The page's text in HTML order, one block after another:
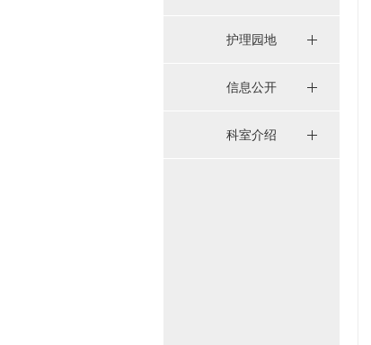
护理园地
信息公开
科室介绍